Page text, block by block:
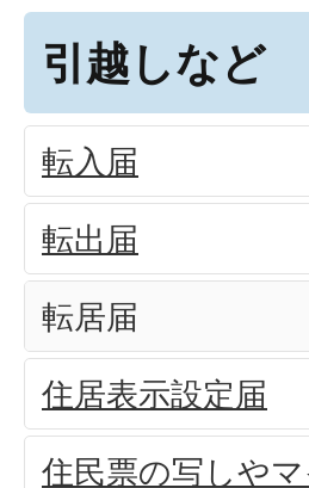
引越しなど
転入届
転出届
転居届
住居表示設定届
住民票の写しや